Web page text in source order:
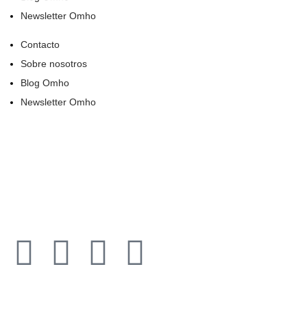
Newsletter Omho
Contacto
Sobre nosotros
Blog Omho
Newsletter Omho